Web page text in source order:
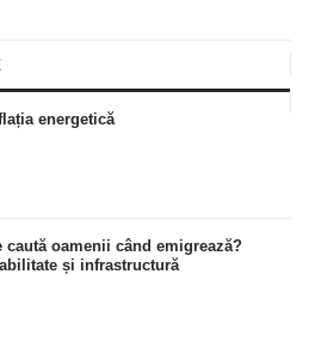
energetică
caută oamenii când emigrează?
și infrastructură